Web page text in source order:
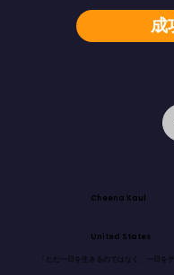
成
Cheena Kaul
United States
「ただ一日を生きるのではなく、一日を